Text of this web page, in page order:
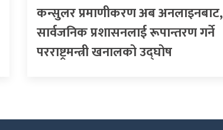
कन्सुलर प्रमाणीकरण अब अनलाइनबाट,
सार्वजनिक प्रशासनलाई रूपान्तरण गर्ने
परराष्ट्रमन्त्री खनालको उद्घोष